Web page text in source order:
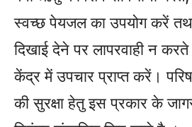
स्वच्छ पेयजल का उपयोग करें
दिखाई देने पर लापरवाही न
केंद्र में उपचार प्राप्त करें।
की सुरक्षा हेतु इस प्रकार के